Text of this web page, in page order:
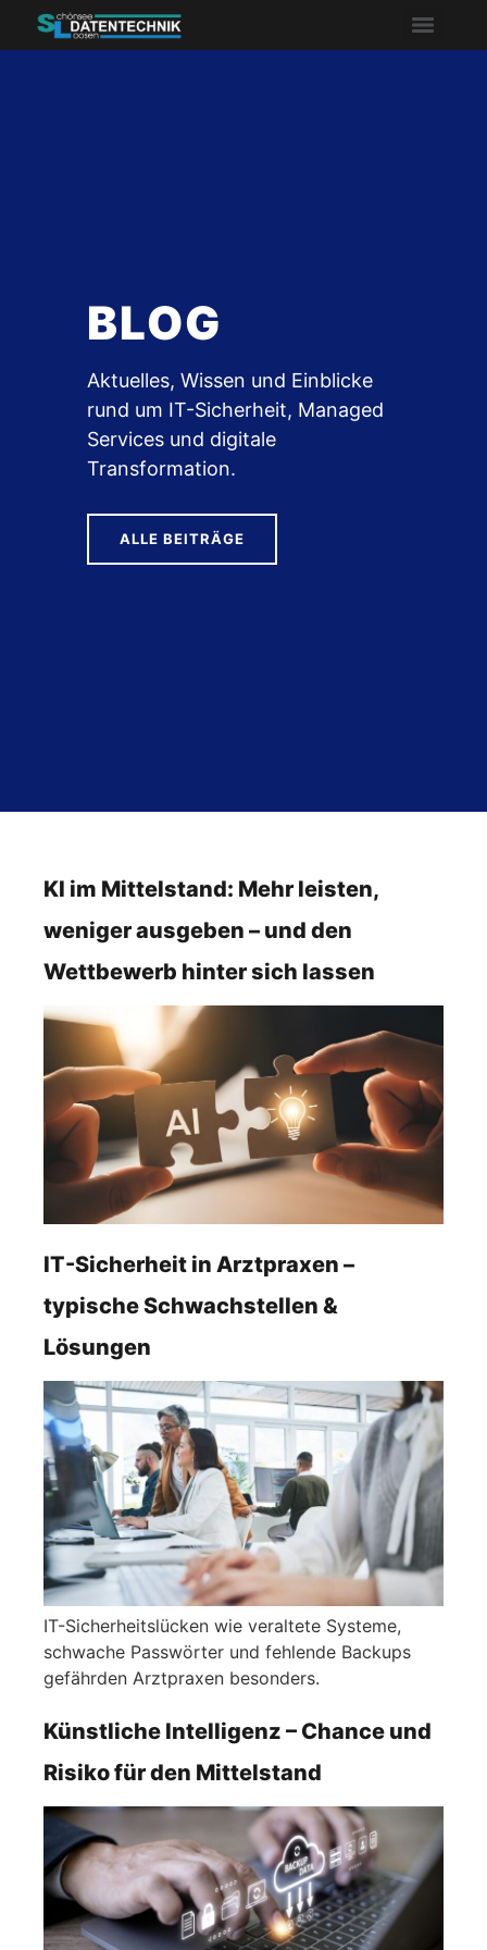
BLOG
Aktuelles, Wissen und Einblicke
rund um IT-Sicherheit, Managed
Services und digitale
Transformation.
ALLE BEITRÄGE
KI im Mittelstand: Mehr leisten,
weniger ausgeben – und den
Wettbewerb hinter sich lassen
IT-Sicherheit in Arztpraxen –
typische Schwachstellen &
Lösungen
IT-Sicherheitslücken wie veraltete Systeme,
schwache Passwörter und fehlende Backups
gefährden Arztpraxen besonders.
Künstliche Intelligenz – Chance und
Risiko für den Mittelstand